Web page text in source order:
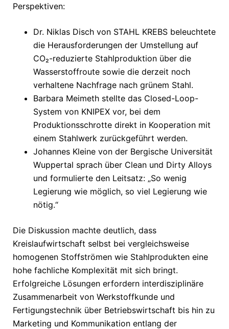
Perspektiven:
Dr. Niklas Disch von STAHL KREBS beleuchtete
die Herausforderungen der Umstellung auf
CO₂-reduzierte Stahlproduktion über die
Wasserstoffroute sowie die derzeit noch
verhaltene Nachfrage nach grünem Stahl.
Barbara Meimeth stellte das Closed-Loop-
System von KNIPEX vor, bei dem
Produktionsschrotte direkt in Kooperation mit
einem Stahlwerk zurückgeführt werden.
Johannes Kleine von der Bergische Universität
Wuppertal sprach über Clean und Dirty Alloys
und formulierte den Leitsatz: „So wenig
Legierung wie möglich, so viel Legierung wie
nötig.“
Die Diskussion machte deutlich, dass
Kreislaufwirtschaft selbst bei vergleichsweise
homogenen Stoffströmen wie Stahlprodukten eine
hohe fachliche Komplexität mit sich bringt.
Erfolgreiche Lösungen erfordern interdisziplinäre
Zusammenarbeit von Werkstoffkunde und
Fertigungstechnik über Betriebswirtschaft bis hin zu
Marketing und Kommunikation entlang der